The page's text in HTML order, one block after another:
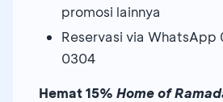
promosi lainnya
Reservasi via WhatsApp
0304
Hemat 15% Home of